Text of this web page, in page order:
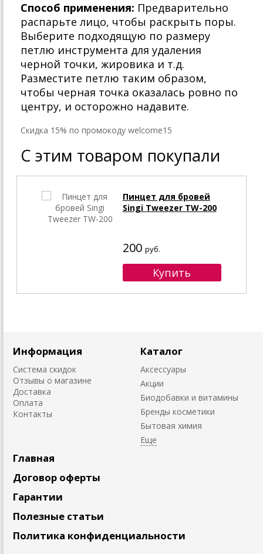
Способ применения: Предварительно
распарьте лицо, чтобы раскрыть поры.
Выберите подходящую по размеру
петлю инструмента для удаления
черной точки, жировика и т.д.
Разместите петлю таким образом,
чтобы черная точка оказалась ровно по
центру, и осторожно надавите.
Cкидка 15% по промокоду welcome15
С этим товаром покупали
Пинцет для бровей
Singi Tweezer TW-200
200 руб.
Информация
Система скидок
Отзывы о магазине
Доставка
Оплата
Контакты
Каталог
Аксессуары
Акции
Биодобавки и витамины
Бренды косметики
Бытовая химия
Главная
Договор оферты
Гарантии
Полезные статьи
Политика конфиденциальности